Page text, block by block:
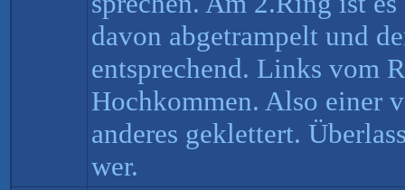
davon abgetrampelt und
entsprechend. Links vom
Hochkommen. Also einer
anderes geklettert.
wer.